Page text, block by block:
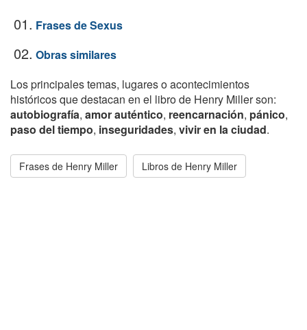
01. Frases de Sexus
02. Obras similares
Los principales temas, lugares o acontecimientos
históricos que destacan en el libro de Henry Miller son:
autobiografía, amor auténtico, reencarnación, pánico,
paso del tiempo, inseguridades, vivir en la ciudad.
Frases de Henry Miller Libros de Henry Miller